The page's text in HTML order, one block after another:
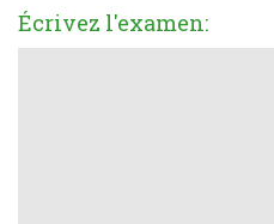
Écrivez l'examen: